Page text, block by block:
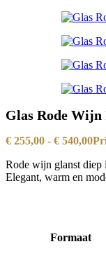
Glas Rode
€ 255,00 - € 540,00
Rode wijn glanst diep
Elegant, warm en
Formaat